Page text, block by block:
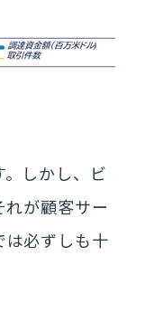
しかし、ビ
が顧客サー
は必ずしも十